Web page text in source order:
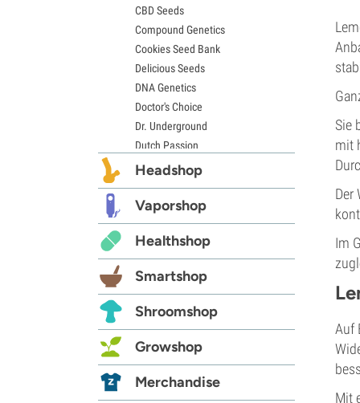
Sie
mit
Der
Im
Auf
Mit
CBD Seeds
Compound Genetics
Cookies Seed Bank
Delicious Seeds
DNA Genetics
Doctor's Choice
Dr. Underground
Dutch Passion
Elite Seeds
Exotic Seed
Expert Seeds
FastBuds
Female Seeds
French Touch Seeds
Garden of Green
GeneSeeds
G13 Labs
Grass-O-Matic
Headshop
Vaporshop
Healthshop
Smartshop
Shroomshop
Growshop
Merchandise